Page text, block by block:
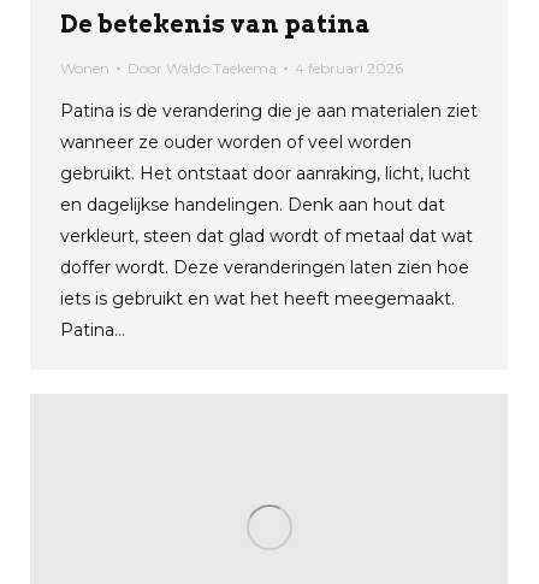
De betekenis van patina
Wonen Door Waldo Taekema 4 februari 2026
Patina is de verandering die je aan materialen ziet
wanneer ze ouder worden of veel worden
gebruikt. Het ontstaat door aanraking, licht, lucht
en dagelijkse handelingen. Denk aan hout dat
verkleurt, steen dat glad wordt of metaal dat wat
doffer wordt. Deze veranderingen laten zien hoe
iets is gebruikt en wat het heeft meegemaakt.
Patina…